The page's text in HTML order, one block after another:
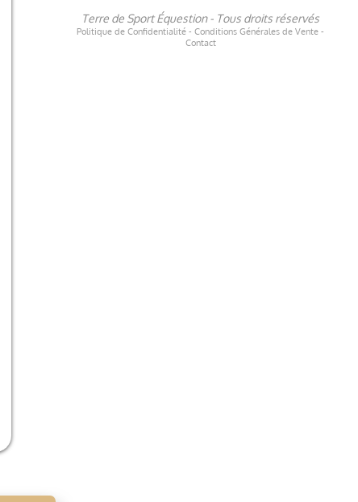
Terre de Sport Équestion - Tous droits réservés
Politique de Confidentialité - Conditions Générales de Vente -
Contact